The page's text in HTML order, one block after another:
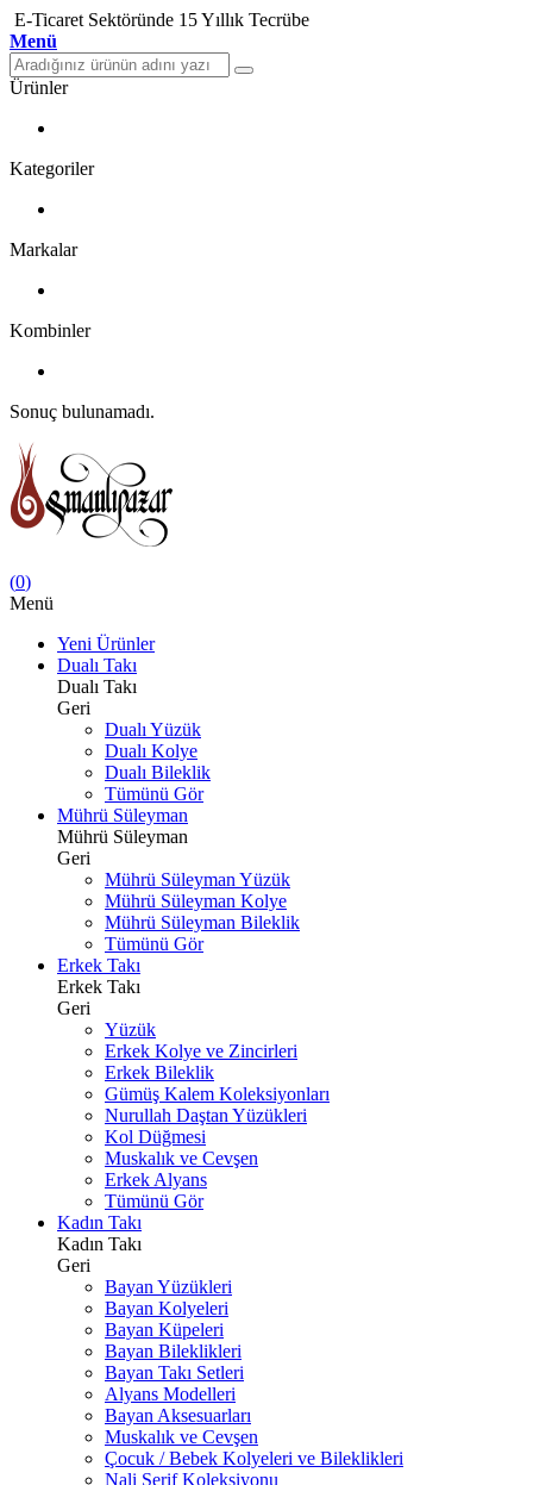
E-Ticaret Sektöründe 15 Yıllık Tecrübe
Menü
Ürünler
Kategoriler
Markalar
Kombinler
Sonuç bulunamadı.
(0)
Menü
Yeni Ürünler
Dualı Takı
Dualı Takı
Geri
Dualı Yüzük
Dualı Kolye
Dualı Bileklik
Tümünü Gör
Mührü Süleyman
Mührü Süleyman
Geri
Mührü Süleyman Yüzük
Mührü Süleyman Kolye
Mührü Süleyman Bileklik
Tümünü Gör
Erkek Takı
Erkek Takı
Geri
Yüzük
Erkek Kolye ve Zincirleri
Erkek Bileklik
Gümüş Kalem Koleksiyonları
Nurullah Daştan Yüzükleri
Kol Düğmesi
Muskalık ve Cevşen
Erkek Alyans
Tümünü Gör
Kadın Takı
Kadın Takı
Geri
Bayan Yüzükleri
Bayan Kolyeleri
Bayan Küpeleri
Bayan Bileklikleri
Bayan Takı Setleri
Alyans Modelleri
Bayan Aksesuarları
Muskalık ve Cevşen
Çocuk / Bebek Kolyeleri ve Bileklikleri
Nali Şerif Koleksiyonu